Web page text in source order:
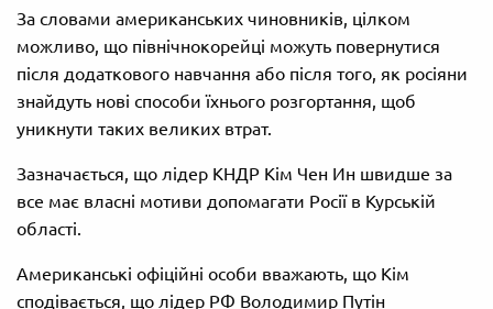
За словами американських чиновників, цілком
можливо, що північнокорейці можуть повернутися
після додаткового навчання або після того, як росіяни
знайдуть нові способи їхнього розгортання, щоб
уникнути таких великих втрат.
Зазначається, що лідер КНДР Кім Чен Ин швидше за
все має власні мотиви допомагати Росії в Курській
області.
Американські офіційні особи вважають, що Кім
сподівається, що лідер РФ Володимир Путін